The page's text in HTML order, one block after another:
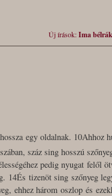
Új írások:Ima
egy oldalnak. 10Ahhoz
száz sing hosszú
pedig nyugat felől
14És tizenöt sing szőnyeg
ehhez három oszlop és